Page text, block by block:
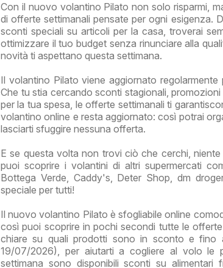
Con il nuovo volantino Pilato non solo risparmi,
di offerte settimanali pensate per ogni esigenza.
sconti speciali su articoli per la casa, troverai
ottimizzare il tuo budget senza rinunciare alla
novità ti aspettano questa settimana.
Il volantino Pilato viene aggiornato
Che tu stia cercando sconti stagionali,
per la tua spesa, le offerte settimanali ti
volantino online e resta aggiornato: così potrai
lasciarti sfuggire nessuna offerta.
E se questa volta non trovi ciò che cerchi,
puoi scoprire i volantini di altri supermercati
Bottega Verde, Caddy's, Deter Shop, dm
speciale per tutti!
Il nuovo volantino Pilato è sfogliabile online
così puoi scoprire in pochi secondi tutte le
chiare su quali prodotti sono in sconto e
19/07/2026), per aiutarti a cogliere al volo le
settimana sono disponibili sconti su